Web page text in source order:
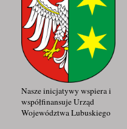
Nasze inicjatywy wspiera i
współfinansuje Urząd
Województwa Lubuskiego